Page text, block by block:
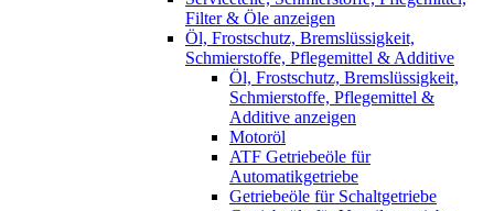
Filter & Öle anzeigen
Öl, Frostschutz, Bremslüssigkeit,
Schmierstoffe, Pflegemittel & Additive
Öl, Frostschutz, Bremslüssigkeit,
Schmierstoffe, Pflegemittel &
Additive anzeigen
Motoröl
ATF Getriebeöle für
Automatikgetriebe
Getriebeöle für Schaltgetriebe